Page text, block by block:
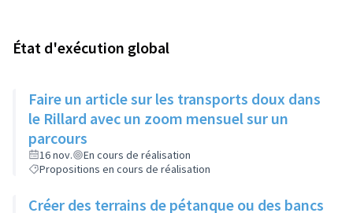
État d'exécution global
Faire un article sur les transports doux dans
le Rillard avec un zoom mensuel sur un
parcours
16 nov.
En cours de réalisation
Propositions en cours de réalisation
Créer des terrains de pétanque ou des bancs